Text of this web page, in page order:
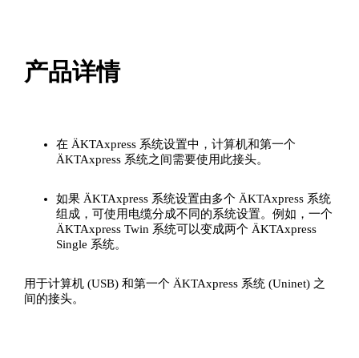
产品详情
在 ÄKTAxpress 系统设置中，计算机和第一个
ÄKTAxpress 系统之间需要使用此接头。
如果 ÄKTAxpress 系统设置由多个 ÄKTAxpress 系统
组成，可使用电缆分成不同的系统设置。例如，一个
ÄKTAxpress Twin 系统可以变成两个 ÄKTAxpress
Single 系统。
用于计算机 (USB) 和第一个 ÄKTAxpress 系统 (Uninet) 之
间的接头。